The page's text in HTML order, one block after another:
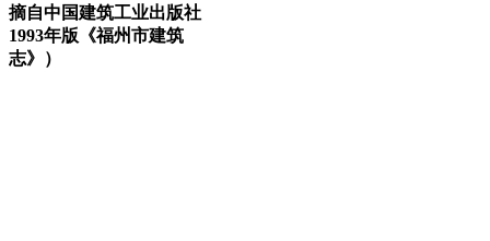
摘自中国建筑工业出版社
1993年版《福州市建筑
志》）